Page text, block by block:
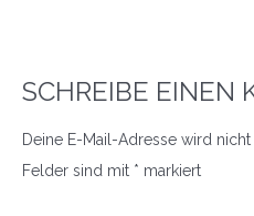
SCHREIBE EINEN
Deine E-Mail-Adresse wird
Felder sind mit * markiert